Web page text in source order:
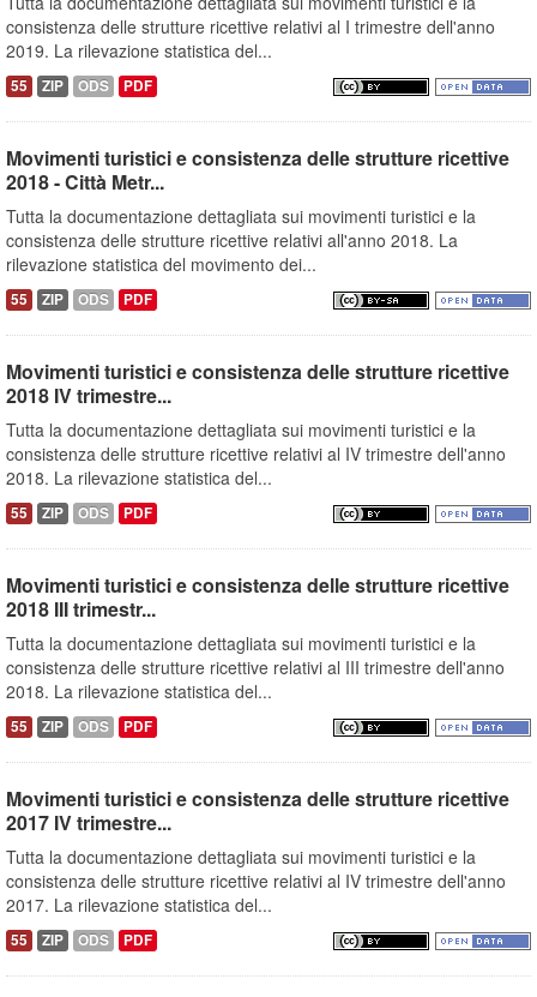
consistenza delle strutture ricettive relativi al I trimestre dell'anno
2019. La rilevazione statistica del...
55 ZIP ODS PDF
Movimenti turistici e consistenza delle strutture ricettive
2018 - Città Metr...
Tutta la documentazione dettagliata sui movimenti turistici e la
consistenza delle strutture ricettive relativi all'anno 2018. La
rilevazione statistica del movimento dei...
55 ZIP ODS PDF
Movimenti turistici e consistenza delle strutture ricettive
2018 IV trimestre...
Tutta la documentazione dettagliata sui movimenti turistici e la
consistenza delle strutture ricettive relativi al IV trimestre dell'anno
2018. La rilevazione statistica del...
55 ZIP ODS PDF
Movimenti turistici e consistenza delle strutture ricettive
2018 III trimestr...
Tutta la documentazione dettagliata sui movimenti turistici e la
consistenza delle strutture ricettive relativi al III trimestre dell'anno
2018. La rilevazione statistica del...
55 ZIP ODS PDF
Movimenti turistici e consistenza delle strutture ricettive
2017 IV trimestre...
Tutta la documentazione dettagliata sui movimenti turistici e la
consistenza delle strutture ricettive relativi al IV trimestre dell'anno
2017. La rilevazione statistica del...
55 ZIP ODS PDF